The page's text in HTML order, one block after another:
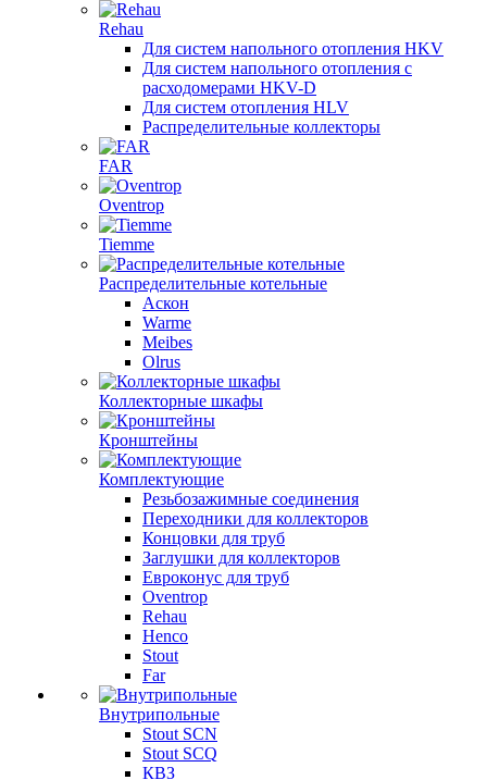
Rehau
Для систем напольного отопления HKV
Для систем напольного отопления с
расходомерами HKV-D
Для систем отопления HLV
Распределительные коллекторы
FAR
Oventrop
Tiemme
Распределительные котельные
Аскон
Warme
Meibes
Olrus
Коллекторные шкафы
Кронштейны
Комплектующие
Резьбозажимные соединения
Переходники для коллекторов
Концовки для труб
Заглушки для коллекторов
Евроконус для труб
Oventrop
Rehau
Henco
Stout
Far
Внутрипольные
Stout SCN
Stout SCQ
КВЗ